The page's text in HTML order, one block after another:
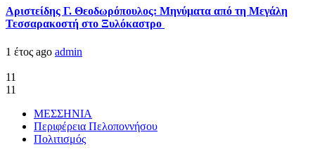
Αριστείδης Γ. Θεοδωρόπουλος: Μηνύματα από τη Μεγάλη
Τεσσαρακοστή στο Ξυλόκαστρο
1 έτος ago admin
11
11
ΜΕΣΣΗΝΙΑ
Περιφέρεια Πελοποννήσου
Πολιτισμός